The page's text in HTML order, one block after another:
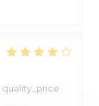
quality_price :